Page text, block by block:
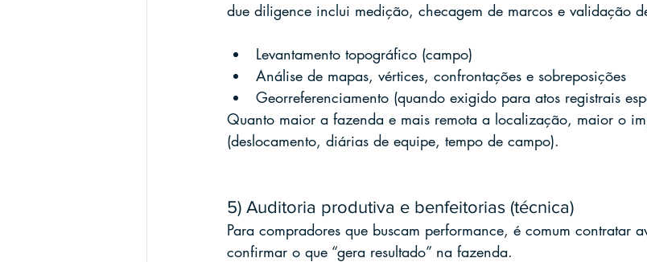
due diligence inclui medição, checagem de marcos e validação
Levantamento topográfico (campo)
Análise de mapas, vértices, confrontações e sobreposições
Georreferenciamento (quando exigido para atos registrais
Quanto maior a fazenda e mais remota a localização, maior o
(deslocamento, diárias de equipe, tempo de campo).
5) Auditoria produtiva e benfeitorias (técnica)
Para compradores que buscam performance, é comum contratar
confirmar o que “gera resultado” na fazenda.